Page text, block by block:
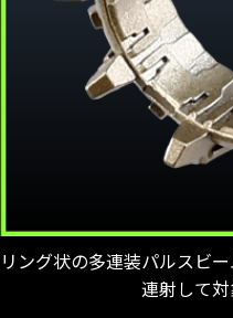
リング状の多連装パルスビ
連射して対